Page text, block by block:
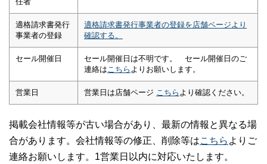
適格請求書発行
事業者の登録
適格請求書発行事業者の登録を店舗ページより
確認する。
セール開催日
セール開催日は不明です。 セール開催日のご
連絡は こちら よりお願いします。
営業日 営業日は店舗ページ こちら より確認ください。
掲載会社情報等が古い場合があり、最新の情報と異なる場
合があります。会社情報等の修正、削除等はこちら よりご
連絡お願いします。1営業日以内に対応いたします。